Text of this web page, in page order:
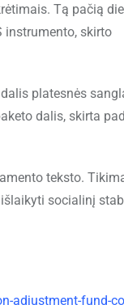
Tą pačią
instrumento, skirto
platesnės
dalis, skirta
teksto.
socialinį
adjustment-fund-